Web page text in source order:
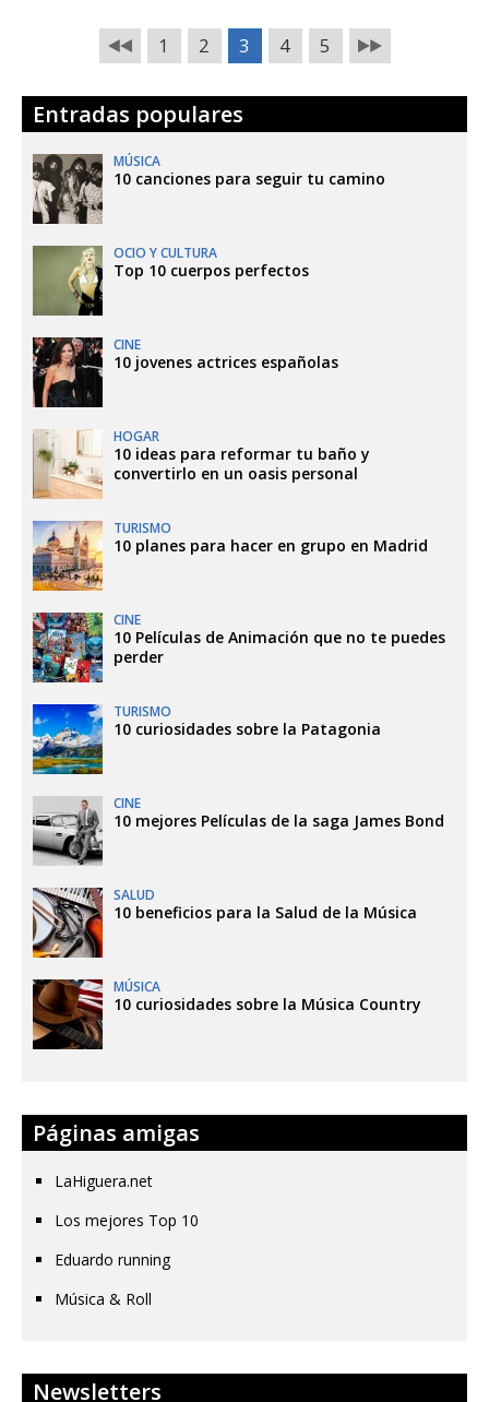
1 2 3 4 5
Entradas populares
MÚSICA
10 canciones para seguir tu camino
OCIO Y CULTURA
Top 10 cuerpos perfectos
CINE
10 jovenes actrices españolas
HOGAR
10 ideas para reformar tu baño y
convertirlo en un oasis personal
TURISMO
10 planes para hacer en grupo en Madrid
CINE
10 Películas de Animación que no te puedes
perder
TURISMO
10 curiosidades sobre la Patagonia
CINE
10 mejores Películas de la saga James Bond
SALUD
10 beneficios para la Salud de la Música
MÚSICA
10 curiosidades sobre la Música Country
Páginas amigas
LaHiguera.net
Los mejores Top 10
Eduardo running
Música & Roll
Newsletters